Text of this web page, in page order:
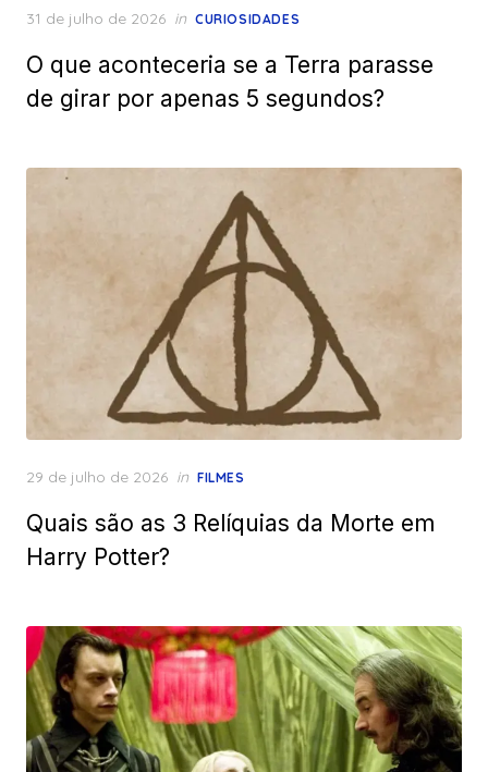
Posted
31 de julho de 2026 in CURIOSIDADES
O que aconteceria se a Terra parasse
de girar por apenas 5 segundos?
Posted
29 de julho de 2026 in FILMES
Quais são as 3 Relíquias da Morte em
Harry Potter?